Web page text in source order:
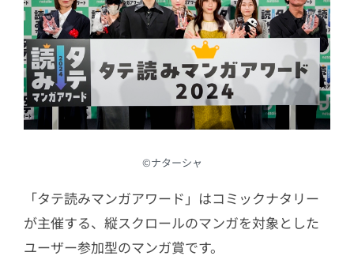
4.2受賞記念イラスト
5ゲスト審査員特別賞
5.1【伊織もえ賞】「よくある令嬢転
生だと思ったのに」lemonfrog / D
OYOSAY / A-Jin
の救世主～0.00000001%を引き当て
Studio No9
6 「タテ読みマンガアワード 2024」ラン
キング結果
©︎ナターシャ
「タテ読みマンガアワード」はコミックナタリー
が主催する、縦スクロールのマンガを対象とした
ユーザー参加型のマンガ賞です。